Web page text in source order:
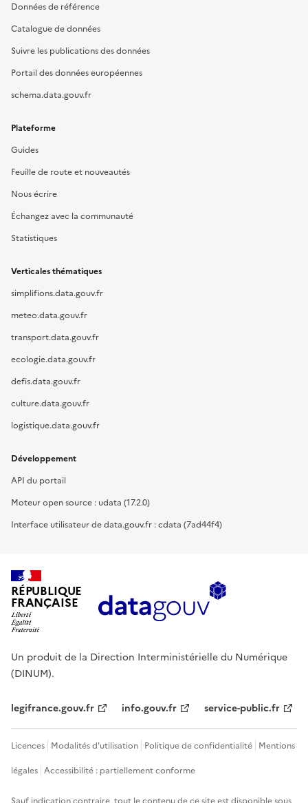
Données de référence
Catalogue de données
Suivre les publications des données
Portail des données européennes
schema.data.gouv.fr
Plateforme
Guides
Feuille de route et nouveautés
Nous écrire
Échangez avec la communauté
Statistiques
Verticales thématiques
simplifions.data.gouv.fr
meteo.data.gouv.fr
transport.data.gouv.fr
ecologie.data.gouv.fr
defis.data.gouv.fr
culture.data.gouv.fr
logistique.data.gouv.fr
Développement
API du portail
Moteur open source : udata (17.2.0)
Interface utilisateur de data.gouv.fr : cdata (7ad44f4)
RÉPUBLIQUE
FRANÇAISE
Un produit de la Direction Interministérielle du Numérique
(DINUM).
legifrance.gouv.fr info.gouv.fr service-public.fr
Licences Modalités d'utilisation Politique de confidentialité Mentions
légales Accessibilité : partiellement conforme